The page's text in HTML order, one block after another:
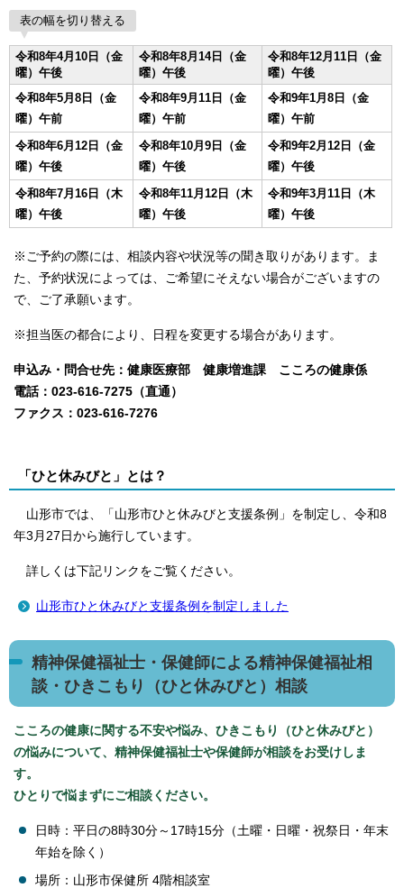
表の幅を切り替える
令和8年4月10日（金
曜）午後
令和8年8月14日（金
曜）午後
令和8年12月11日（金
曜）午後
令和8年5月8日（金
曜）午前
令和8年9月11日（金
曜）午前
令和9年1月8日（金
曜）午前
令和8年6月12日（金
曜）午後
令和8年10月9日（金
曜）午後
令和9年2月12日（金
曜）午後
令和8年7月16日（木
曜）午後
令和8年11月12日（木
曜）午後
令和9年3月11日（木
曜）午後
※ご予約の際には、相談内容や状況等の聞き取りがあります。ま
た、予約状況によっては、ご希望にそえない場合がございますの
で、ご了承願います。
※担当医の都合により、日程を変更する場合があります。
申込み・問合せ先：健康医療部 健康増進課 こころの健康係
電話：023-616-7275（直通）
ファクス：023-616-7276
「ひと休みびと」とは？
山形市では、「山形市ひと休みびと支援条例」を制定し、令和8
年3月27日から施行しています。
詳しくは下記リンクをご覧ください。
山形市ひと休みびと支援条例を制定しました
精神保健福祉士・保健師による精神保健福祉相
談・ひきこもり（ひと休みびと）相談
こころの健康に関する不安や悩み、ひきこもり（ひと休みびと）
の悩みについて、精神保健福祉士や保健師が相談をお受けしま
す。
ひとりで悩まずにご相談ください。
日時：平日の8時30分～17時15分（土曜・日曜・祝祭日・年末
年始を除く）
場所：山形市保健所 4階相談室